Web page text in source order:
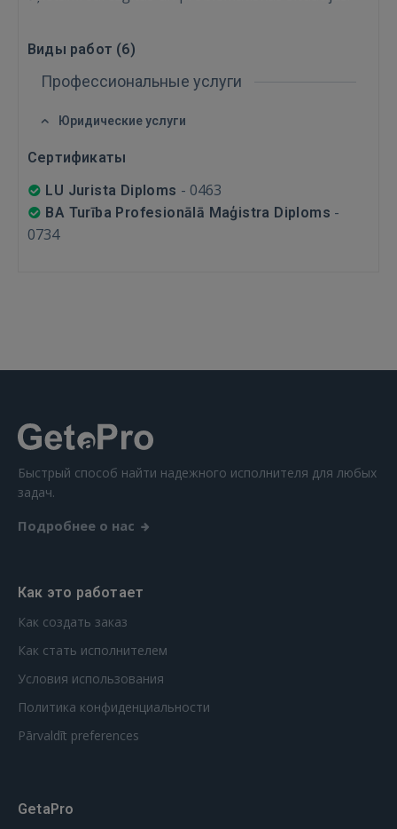
ВОЙТИ
Забыли пароль?
GOOGLE
Виды работ (6)
Профессиональные услуги
Юридические услуги
Сертификаты
LU Jurista Diploms - 0463
BA Turība Profesionālā Maģistra Diploms -
0734
Быстрый способ найти надежного исполнителя для любых
задач.
Подробнее о нас
Как это работает
Как создать заказ
Как стать исполнителем
Условия использования
Политика конфиденциальности
Pārvaldīt preferences
GetaPro